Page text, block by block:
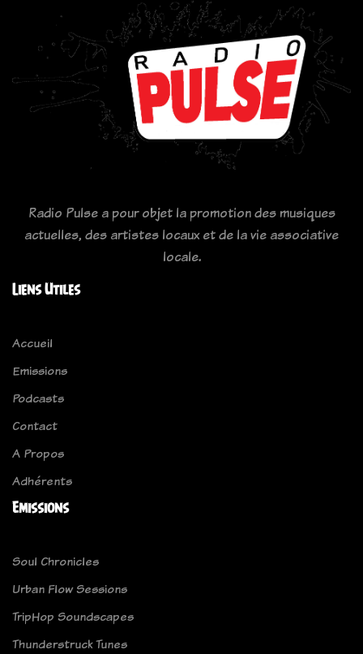
Radio Pulse a pour objet la promotion des musiques
actuelles, des artistes locaux et de la vie associative
locale.
Liens Utiles
Accueil
Emissions
Podcasts
Contact
A Propos
Adhérents
Emissions
Soul Chronicles
Urban Flow Sessions
TripHop Soundscapes
Thunderstruck Tunes